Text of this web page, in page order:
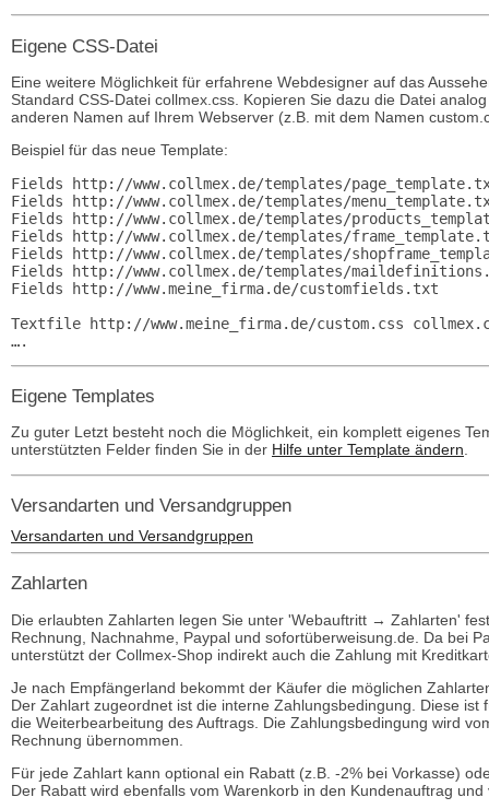
Eigene CSS-Datei
Eine weitere Möglichkeit für erfahrene Webdesigner auf das
Standard CSS-Datei collmex.css. Kopieren Sie dazu die Datei
anderen Namen auf Ihrem Webserver (z.B. mit dem Namen
Beispiel für das neue Template:
Fields http://www.collmex.de/templates/
Fields http://www.collmex.de/templates/
Fields http://www.collmex.de/templates/
Fields http://www.collmex.de/templates/
Fields http://www.collmex.de/templates/
Fields http://www.collmex.de/templates/
Fields http://www.meine_firma.de/
Textfile http://www.meine_firma.de/custom.css
Eigene Templates
Zu guter Letzt besteht noch die Möglichkeit, ein komplett eigenes
unterstützten Felder finden Sie in der Hilfe unter Template ändern.
Versandarten und Versandgruppen
Versandarten und Versandgruppen
Zahlarten
Die erlaubten Zahlarten legen Sie unter 'Webauftritt → Zahlarten'
Rechnung, Nachnahme, Paypal und sofortüberweisung.de. Da bei
unterstützt der Collmex-Shop indirekt auch die Zahlung mit
Je nach Empfängerland bekommt der Käufer die möglichen
Der Zahlart zugeordnet ist die interne Zahlungsbedingung. Diese
die Weiterbearbeitung des Auftrags. Die Zahlungsbedingung wird
Rechnung übernommen.
Für jede Zahlart kann optional ein Rabatt (z.B. -2% bei Vorkasse)
Der Rabatt wird ebenfalls vom Warenkorb in den Kundenauftrag